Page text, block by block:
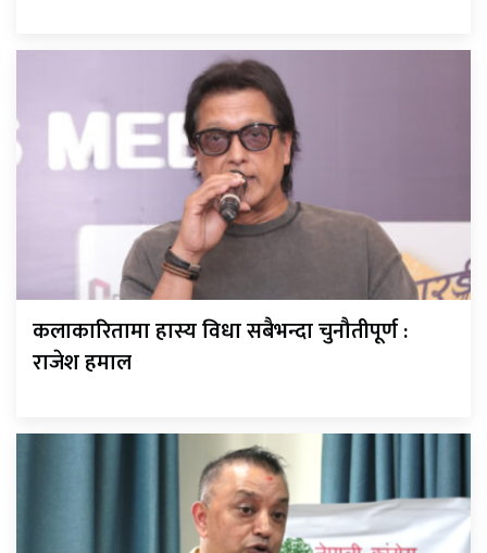
कलाकारितामा हास्य विधा सबैभन्दा चुनौतीपूर्ण :
राजेश हमाल